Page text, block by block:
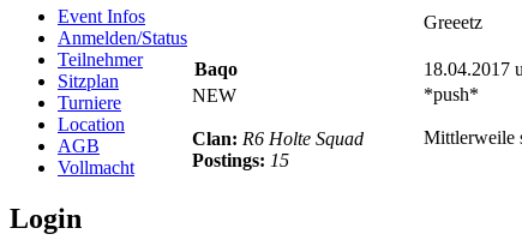
Event Infos
Anmelden/Status
Teilnehmer
Sitzplan
Turniere
Location
AGB
Vollmacht
Login
Greeetz
Baqo
18.04.2017
NEW
Clan: R6 Holte Squad
Postings: 15
*push*
Mittlerweile